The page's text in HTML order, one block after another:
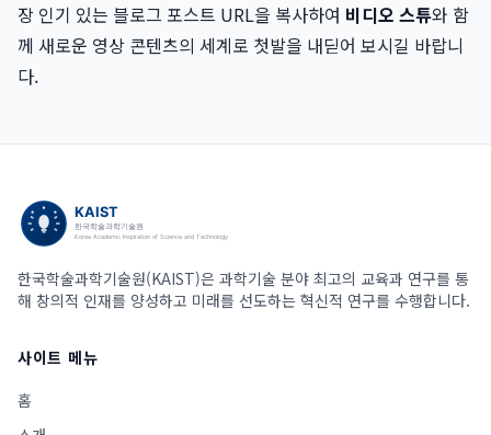
장 인기 있는 블로그 포스트 URL을 복사하여 비디오 스튜와 함
께 새로운 영상 콘텐츠의 세계로 첫발을 내딛어 보시길 바랍니
다.
한국학술과학기술원(KAIST)은 과학기술 분야 최고의 교육과 연구를 통
해 창의적 인재를 양성하고 미래를 선도하는 혁신적 연구를 수행합니다.
사이트 메뉴
홈